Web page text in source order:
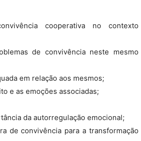
cooperativa no contexto
de convivência neste mesmo
em relação aos mesmos;
e as emoções associadas;
da autorregulação emocional;
de convivência para a transformação